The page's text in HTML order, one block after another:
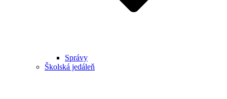
Správy
Školská jedáleň